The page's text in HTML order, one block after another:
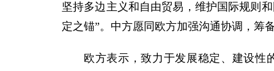
坚持多边主义和自由贸易，维护国际规则
定之锚”。中方愿同欧方加强沟通协调，筹
欧方表示，致力于发展稳定、建设性